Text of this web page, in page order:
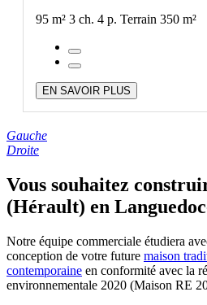
95 m² 3 ch. 4 p. Terrain 350 m²
EN SAVOIR PLUS
Gauche
Droite
Vous souhaitez
(Hérault) en
Notre équipe commerciale étudiera
conception de votre future maison
contemporaine en conformité avec la
environnementale 2020 (Maison RE